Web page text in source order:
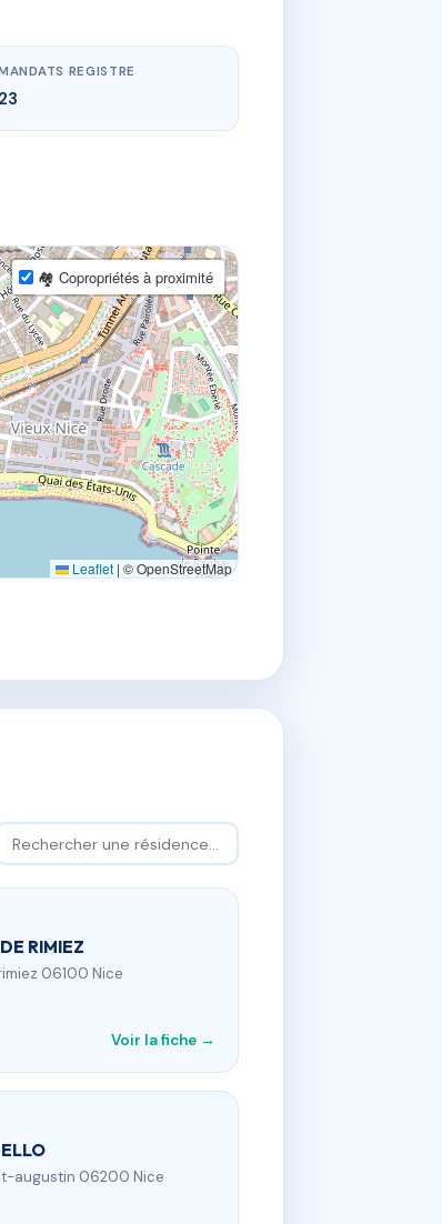
REGISTRE
23
🏘 Copropriétés à proximité
Leaflet | © OpenStreetMap
RIMIEZ
06100 Nice
Voir la fiche →
augustin 06200 Nice